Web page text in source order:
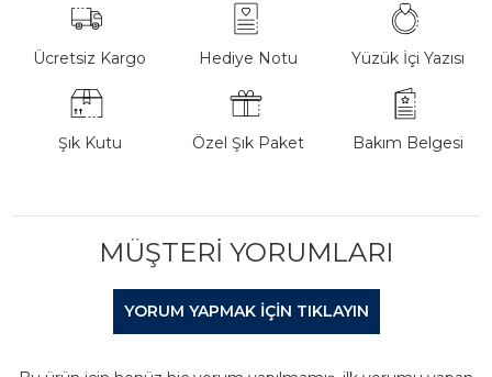
Ücretsiz Kargo Hediye Notu Yüzük İçi Yazısı
Şık Kutu Özel Şık Paket Bakım Belgesi
MÜŞTERI YORUMLARI
YORUM YAPMAK IÇIN TIKLAYIN